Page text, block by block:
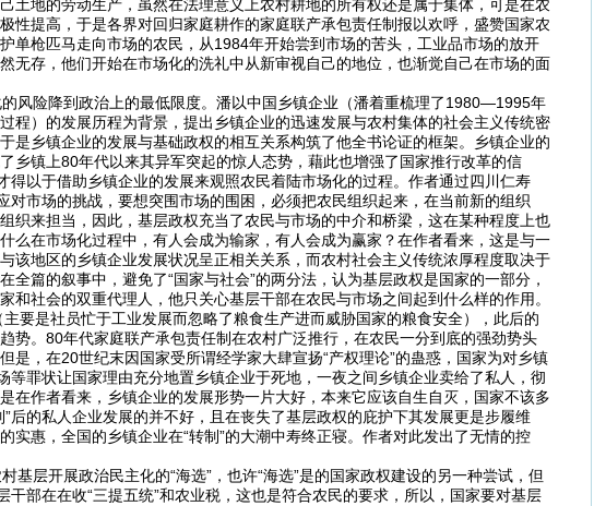
地的劳动生产，虽然在法理意义上农村耕地的所有权还是属于集体，可是在农
提高，于是各界对回归家庭耕作的家庭联产承包责任制报以欢呼，盛赞国家农
单枪匹马走向市场的农民，从1984年开始尝到市场的苦头，工业品市场的放开
存，他们开始在市场化的洗礼中从新审视自己的地位，也渐觉自己在市场的面
风险降到政治上的最低限度。潘以中国乡镇企业（潘着重梳理了1980—1995年
）的发展历程为背景，提出乡镇企业的迅速发展与农村集体的社会主义传统密
乡镇企业的发展与基础政权的相互关系构筑了他全书论证的框架。乡镇企业的
乡镇上80年代以来其异军突起的惊人态势，藉此也增强了国家推行改革的信
以于借助乡镇企业的发展来观照农民着陆市场化的过程。作者通过四川仁寿
市场的挑战，要想突围市场的围困，必须把农民组织起来，在当前新的组织
织来担当，因此，基层政权充当了农民与市场的中介和桥梁，这在某种程度上也
在市场化过程中，有人会成为输家，有人会成为赢家？在作者看来，这是与一
地区的乡镇企业发展状况呈正相关关系，而农村社会主义传统浓厚程度取决于
篇的叙事中，避免了“国家与社会”的两分法，认为基层政权是国家的一部分，
社会的双重代理人，他只关心基层干部在农民与市场之间起到什么样的作用。
是社员忙于工业发展而忽略了粮食生产进而威胁国家的粮食安全），此后的
势。80年代家庭联产承包责任制在农村广泛推行，在农民一分到底的强劲势头
，在20世纪末因国家受所谓经学家大肆宣扬“产权理论”的蛊惑，国家为对乡镇
罪状让国家理由充分地置乡镇企业于死地，一夜之间乡镇企业卖给了私人，彻
在作者看来，乡镇企业的发展形势一片大好，本来它应该自生自灭，国家不该多
的私人企业发展的并不好，且在丧失了基层政权的庇护下其发展更是步履维
惠，全国的乡镇企业在“转制”的大潮中寿终正寝。作者对此发出了无情的控
层开展政治民主化的“海选”，也许“海选”是的国家政权建设的另一种尝试，但
部在在收“三提五统”和农业税，这也是符合农民的要求，所以，国家要对基层